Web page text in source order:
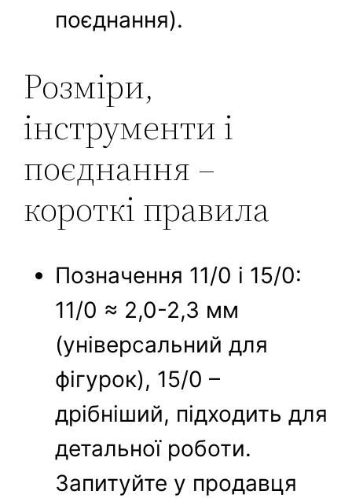
поєднання).
Розміри,
інструменти і
поєднання –
короткі правила
Позначення 11/0 і 15/0:
11/0 ≈ 2,0-2,3 мм
(універсальний для
фігурок), 15/0 –
дрібніший, підходить для
детальної роботи.
Запитуйте у продавця